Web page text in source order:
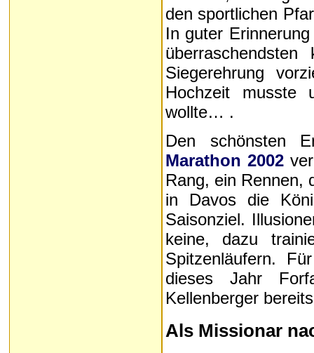
den sportlichen
In guter
Siegerehrung
Hochzeit musste
wollte… .
Den schönsten
Marathon 2002
Rang, ein Rennen,
in Davos die
Saisonziel.
keine, dazu
Spitzenläufern.
dieses Jahr
Kellenberger
Als Missionar